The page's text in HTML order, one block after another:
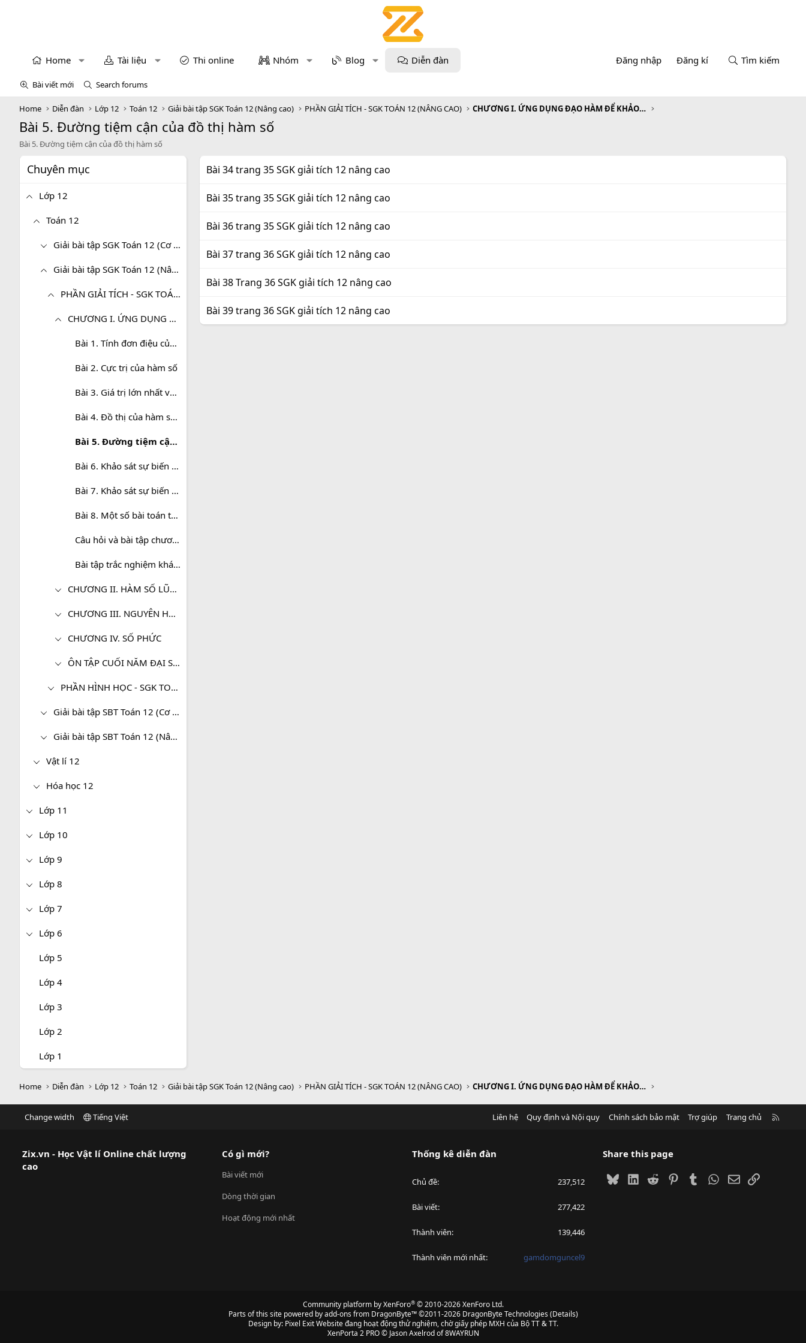
Home Tài liệu Thi online Nhóm Blog Diễn đàn Đăng nhập Đăng kí Tìm kiếm
Bài viết mới Search forums
Home Diễn đàn Lớp 12 Toán 12 Giải bài tập SGK Toán 12 (Nâng cao) PHẦN GIẢI TÍCH - SGK TOÁN 12 (NÂNG CAO) CHƯƠNG I. ỨNG DỤNG ĐẠO HÀM ĐỂ KHẢO SÁT VÀ VẼ ĐỒ THỊ CỦA HÀM SỐ
Bài 5. Đường tiệm cận của đồ thị hàm số
Bài 5. Đường tiệm cận của đồ thị hàm số
Chuyên mục
Lớp 12
Toán 12
Giải bài tập SGK Toán 12 (Cơ bản)
Giải bài tập SGK Toán 12 (Nâng cao)
PHẦN GIẢI TÍCH - SGK TOÁN 12 (NÂNG CAO)
CHƯƠNG I. ỨNG DỤNG ĐẠO HÀM ĐỂ KHẢO SÁT VÀ VẼ ĐỒ THỊ CỦA HÀM SỐ
Bài 1. Tính đơn điệu của hàm số
Bài 2. Cực trị của hàm số
Bài 3. Giá trị lớn nhất và giá trị nhỏ nhất của hàm số
Bài 4. Đồ thị của hàm số và phép tịnh tiến hệ tọa độ
Bài 5. Đường tiệm cận của đồ thị hàm số
Bài 6. Khảo sát sự biến thiên và vẽ đồ thị của một hàm số đa thức
Bài 7. Khảo sát sự biến thiên và vẽ đồ thị hàm số của một số hàm phân thức hữu tỉ
Bài 8. Một số bài toán thường gặp về đồ thị
Câu hỏi và bài tập chương I - Ứng dụng đạo hàm để khảo sát và vẽ đồ thị của hàm số
Bài tập trắc nghiệm khách quan chương I - Ứng dụng đạo hàm để khảo sát và vẽ đồ thị của hàm số - Toá
CHƯƠNG II. HÀM SỐ LŨY THỪA, HÀM SỐ MŨ VÀ HÀM SỐ LÔGARIT
CHƯƠNG III. NGUYÊN HÀM, TÍCH PHÂN VÀ ỨNG DỤNG
CHƯƠNG IV. SỐ PHỨC
ÔN TẬP CUỐI NĂM ĐẠI SỐ VÀ GIẢI TÍCH - TOÁN 12 NÂNG CAO
PHẦN HÌNH HỌC - SGK TOÁN 12 (NÂNG CAO)
Giải bài tập SBT Toán 12 (Cơ bản)
Giải bài tập SBT Toán 12 (Nâng cao)
Vật lí 12
Hóa học 12
Lớp 11
Lớp 10
Lớp 9
Lớp 8
Lớp 7
Lớp 6
Lớp 5
Lớp 4
Lớp 3
Lớp 2
Lớp 1
Bài 34 trang 35 SGK giải tích 12 nâng cao
Bài 35 trang 35 SGK giải tích 12 nâng cao
Bài 36 trang 35 SGK giải tích 12 nâng cao
Bài 37 trang 36 SGK giải tích 12 nâng cao
Bài 38 Trang 36 SGK giải tích 12 nâng cao
Bài 39 trang 36 SGK giải tích 12 nâng cao
Home Diễn đàn Lớp 12 Toán 12 Giải bài tập SGK Toán 12 (Nâng cao) PHẦN GIẢI TÍCH - SGK TOÁN 12 (NÂNG CAO) CHƯƠNG I. ỨNG DỤNG ĐẠO HÀM ĐỂ KHẢO SÁT VÀ VẼ ĐỒ THỊ CỦA HÀM SỐ
Change width Tiếng Việt Liên hệ Quy định và Nội quy Chính sách bảo mật Trợ giúp Trang chủ
Zix.vn - Học Vật lí Online chất lượng
cao
Có gì mới?
Bài viết mới
Dòng thời gian
Hoạt động mới nhất
Thống kê diễn đàn
Chủ đề 237,512
Bài viết 277,422
Thành viên 139,446
Thành viên mới nhất gamdomguncel9
Share this page
BlueskyLinkedIn
Reddit PinterestTumblrWhatsApp
EmailLink
Community platform by XenForo® © 2010-2026 XenForo Ltd.
Parts of this site powered byadd-ons from DragonByte™©2011-2026 DragonByte Technologies(Details)
Design by: Pixel ExitWebsite đang hoạt động thử nghiệm, chờ giấy phép MXH của Bộ TT & TT.
XenPorta 2 PRO© Jason Axelrod of8WAYRUN